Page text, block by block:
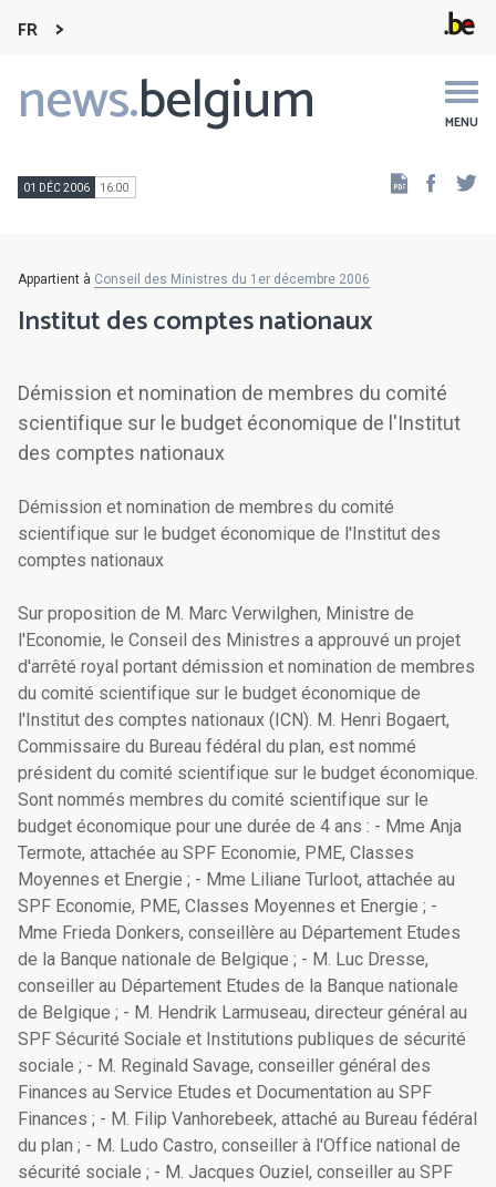
FR
news.belgium MENU
Main
navigation
01 DÉC 2006 16:00
Appartient à Conseil des Ministres du 1er décembre 2006
Institut des comptes nationaux
Démission et nomination de membres du comité
scientifique sur le budget économique de l'Institut
des comptes nationaux
Démission et nomination de membres du comité
scientifique sur le budget économique de l'Institut des
comptes nationaux
Sur proposition de M. Marc Verwilghen, Ministre de
l'Economie, le Conseil des Ministres a approuvé un projet
d'arrêté royal portant démission et nomination de membres
du comité scientifique sur le budget économique de
l'Institut des comptes nationaux (ICN). M. Henri Bogaert,
Commissaire du Bureau fédéral du plan, est nommé
président du comité scientifique sur le budget économique.
Sont nommés membres du comité scientifique sur le
budget économique pour une durée de 4 ans : - Mme Anja
Termote, attachée au SPF Economie, PME, Classes
Moyennes et Energie ; - Mme Liliane Turloot, attachée au
SPF Economie, PME, Classes Moyennes et Energie ; -
Mme Frieda Donkers, conseillère au Département Etudes
de la Banque nationale de Belgique ; - M. Luc Dresse,
conseiller au Département Etudes de la Banque nationale
de Belgique ; - M. Hendrik Larmuseau, directeur général au
SPF Sécurité Sociale et Institutions publiques de sécurité
sociale ; - M. Reginald Savage, conseiller général des
Finances au Service Etudes et Documentation au SPF
Finances ; - M. Filip Vanhorebeek, attaché au Bureau fédéral
du plan ; - M. Ludo Castro, conseiller à l'Office national de
sécurité sociale ; - M. Jacques Ouziel, conseiller au SPF